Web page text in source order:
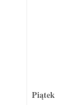
Piątek